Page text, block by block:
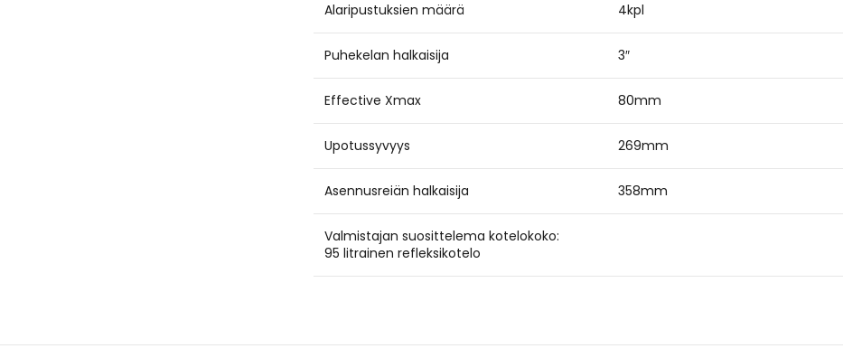
Alaripustuksien määrä 4kpl
Puhekelan halkaisija 3″
Effective Xmax 80mm
Upotussyvyys 269mm
Asennusreiän halkaisija 358mm
Valmistajan suosittelema kotelokoko:
95 litrainen refleksikotelo